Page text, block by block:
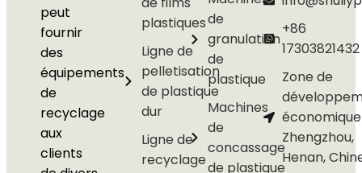
peut
fournir
des
équipements
de
recyclage
aux
clients
plastiques
Ligne de
pelletisation
de plastique
dur
Ligne de
recyclage
de
granulation
de
plastique
Machines
de
concassage
de plastique
+86
17303821432
Zone de
Zhengzhou,
Henan,